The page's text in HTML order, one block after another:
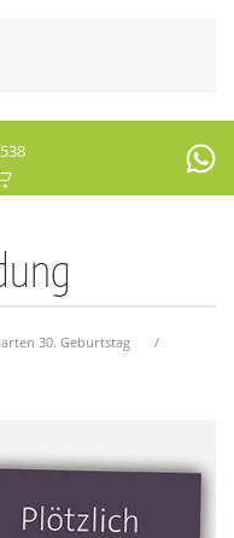
30. Geburtstag